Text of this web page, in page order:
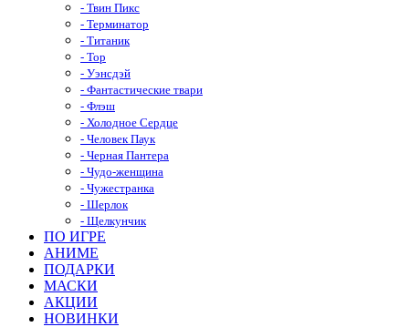
- Твин Пикс
- Терминатор
- Титаник
- Тор
- Уэнсдэй
- Фантастические твари
- Флэш
- Холодное Сердце
- Человек Паук
- Черная Пантера
- Чудо-женщина
- Чужестранка
- Шерлок
- Щелкунчик
ПО ИГРЕ
АНИМЕ
ПОДАРКИ
МАСКИ
АКЦИИ
НОВИНКИ